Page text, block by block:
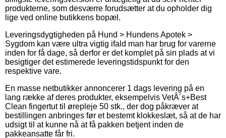
produkterne, som desværre forudsætter at du opholder dig
lige ved online butikkens bopæl.
Leveringsdygtigheden på Hund > Hundens Apotek >
Sygdom kan være ultra vigtig ifald man har brug for varerne
inden for få dage, så derfor er det komplet på sin plads at vi
besigtiger det estimerede leveringstidspunkt for den
respektive vare.
En masse netbutikker annoncerer 1 dags levering på en
lang række af deres produkter, eksempelvis VetÂ´s+Best
Clean fingertut til ørepleje 50 stk., der dog påkræver at
bestillingen anbringes før et bestemt klokkeslæt, så at de har
udsigt til at kunne nå at få pakken betjent inden de
pakkeansatte får fri.